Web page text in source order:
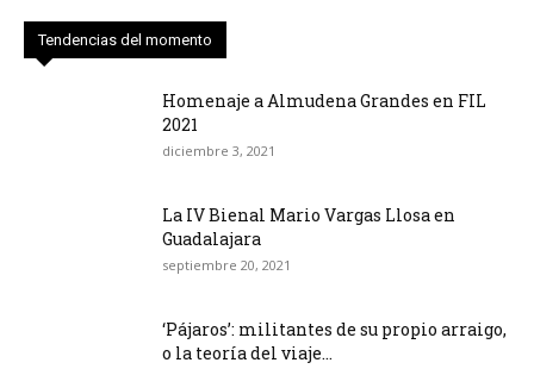
Tendencias del momento
Homenaje a Almudena Grandes en FIL
2021
diciembre 3, 2021
La IV Bienal Mario Vargas Llosa en
Guadalajara
septiembre 20, 2021
‘Pájaros’: militantes de su propio arraigo,
o la teoría del viaje...